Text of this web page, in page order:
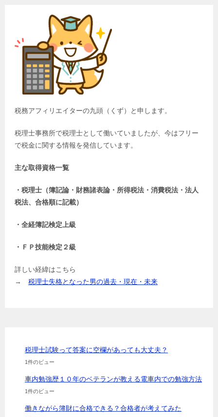
税務アフィリエイターの九頭（くず）と申します。
税理士事務所で税理士として働いていましたが、今はフリー
で税金に関する情報を発信しています。
主な取得資格一覧
・税理士（簿記論・財務諸表論・所得税法・消費税法・法人
税法、合格順に記載）
・全経簿記検定上級
・ＦＰ技能検定２級
詳しい経緯はこちら
→ 税理士失格となった男の過去・現在・未来
税理士試験って答案に空欄があっても大丈夫？
1件のビュー
車内勉強歴１０年のベテランが教える電車内での勉強方法
1件のビュー
働きながら簿財に合格できる？合格者が考えてみた